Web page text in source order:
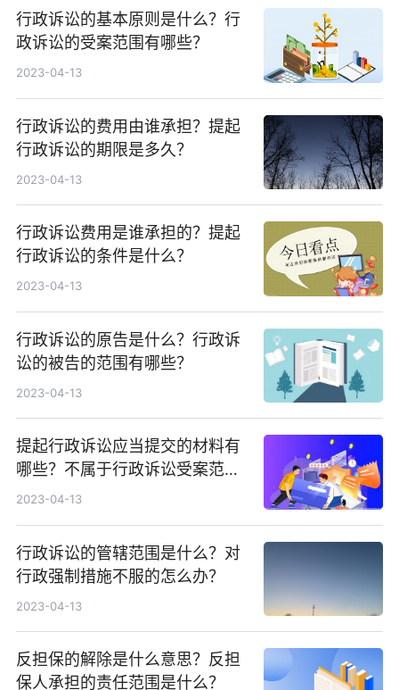
行政诉讼的基本原则是什么？行
政诉讼的受案范围有哪些？
2023-04-13
行政诉讼的费用由谁承担？提起
行政诉讼的期限是多久？
2023-04-13
行政诉讼费用是谁承担的？提起
行政诉讼的条件是什么？
2023-04-13
行政诉讼的原告是什么？行政诉
讼的被告的范围有哪些？
2023-04-13
提起行政诉讼应当提交的材料有
哪些？不属于行政诉讼受案范围
的情形有哪些？
2023-04-13
行政诉讼的管辖范围是什么？对
行政强制措施不服的怎么办？
2023-04-13
反担保的解除是什么意思？反担
保人承担的责任范围是什么？